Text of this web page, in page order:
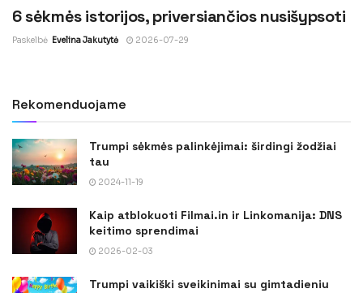
6 sėkmės istorijos, priversiančios nusišypsoti
Paskelbė Evelina Jakutytė 2026-07-29
Rekomenduojame
Trumpi sėkmės palinkėjimai: širdingi žodžiai
tau
2024-11-19
Kaip atblokuoti Filmai.in ir Linkomanija: DNS
keitimo sprendimai
2026-02-03
Trumpi vaikiški sveikinimai su gimtadieniu